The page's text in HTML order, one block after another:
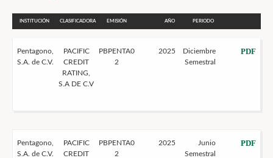
INSTITUCIÓN CLASIFICADORA EMISIÓN AÑO PERIODO
Pentagono,
S.A. de C.V.
PACIFIC
CREDIT
RATING,
S.A DE C.V
PBPENTA0
2
2025
Diciembre
Semestral
PDF
Pentagono,
S.A. de C.V.
PACIFIC
CREDIT
PBPENTA0
2
2025
Junio
Semestral
PDF